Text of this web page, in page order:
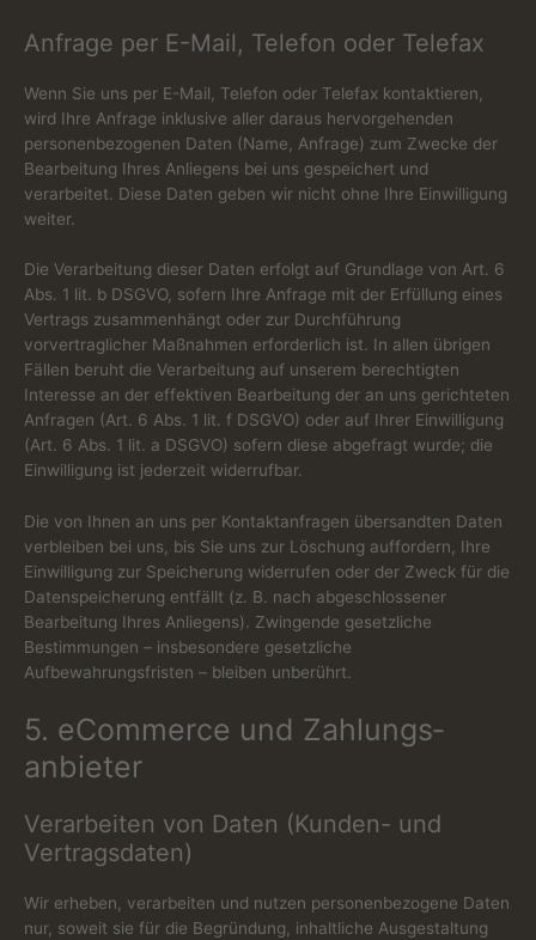
Anfrage per E-Mail, Telefon oder Telefax
Wenn Sie uns per E-Mail, Telefon oder Telefax kontaktieren,
wird Ihre Anfrage inklusive aller daraus hervorgehenden
personenbezogenen Daten (Name, Anfrage) zum Zwecke der
Bearbeitung Ihres Anliegens bei uns gespeichert und
verarbeitet. Diese Daten geben wir nicht ohne Ihre Einwilligung
weiter.
Die Verarbeitung dieser Daten erfolgt auf Grundlage von Art. 6
Abs. 1 lit. b DSGVO, sofern Ihre Anfrage mit der Erfüllung eines
Vertrags zusammenhängt oder zur Durchführung
vorvertraglicher Maßnahmen erforderlich ist. In allen übrigen
Fällen beruht die Verarbeitung auf unserem berechtigten
Interesse an der effektiven Bearbeitung der an uns gerichteten
Anfragen (Art. 6 Abs. 1 lit. f DSGVO) oder auf Ihrer Einwilligung
(Art. 6 Abs. 1 lit. a DSGVO) sofern diese abgefragt wurde; die
Einwilligung ist jederzeit widerrufbar.
Die von Ihnen an uns per Kontaktanfragen übersandten Daten
verbleiben bei uns, bis Sie uns zur Löschung auffordern, Ihre
Einwilligung zur Speicherung widerrufen oder der Zweck für die
Datenspeicherung entfällt (z. B. nach abgeschlossener
Bearbeitung Ihres Anliegens). Zwingende gesetzliche
Bestimmungen – insbesondere gesetzliche
Aufbewahrungsfristen – bleiben unberührt.
5. eCommerce und Zahlungs­
anbieter
Verarbeiten von Daten (Kunden- und
Vertragsdaten)
Wir erheben, verarbeiten und nutzen personenbezogene Daten
nur, soweit sie für die Begründung, inhaltliche Ausgestaltung